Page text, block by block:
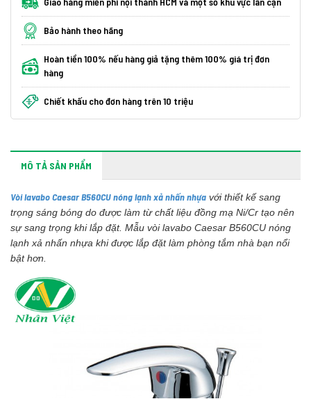
Bảo hành theo hãng
Hoàn tiền 100% nếu hàng giả tặng thêm 100% giá trị đơn
hàng
Chiết khấu cho đơn hàng trên 10 triệu
MÔ TẢ SẢN PHẨM
Vòi lavabo Caesar B560CU nóng lạnh xả nhấn nhựa với thiết kế sang
trọng sáng bóng do được làm từ chất liệu đồng mạ Ni/Cr tạo nên
sự sang trọng khi lắp đặt. Mẫu vòi lavabo Caesar B560CU nóng
lạnh xả nhấn nhựa khi được lắp đặt làm phòng tắm nhà bạn nổi
bật hơn.